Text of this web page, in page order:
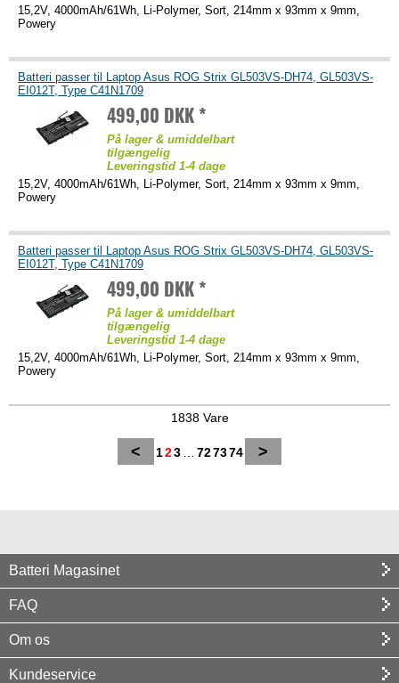
15,2V, 4000mAh/61Wh, Li-Polymer, Sort, 214mm x 93mm x 9mm,
Powery
Batteri passer til Laptop Asus ROG Strix GL503VS-DH74, GL503VS-
EI012T, Type C41N1709
499,00 DKK *
På lager & umiddelbart
tilgængelig
Leveringstid 1-4 dage
15,2V, 4000mAh/61Wh, Li-Polymer, Sort, 214mm x 93mm x 9mm,
Powery
Batteri passer til Laptop Asus ROG Strix GL503VS-DH74, GL503VS-
EI012T, Type C41N1709
499,00 DKK *
På lager & umiddelbart
tilgængelig
Leveringstid 1-4 dage
15,2V, 4000mAh/61Wh, Li-Polymer, Sort, 214mm x 93mm x 9mm,
Powery
1838 Vare
< 123 727374 >
Batteri Magasinet
FAQ
Om os
Kundeservice